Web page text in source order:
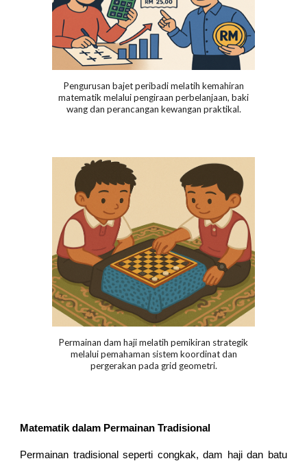
Pengurusan bajet peribadi melatih kemahiran
matematik melalui pengiraan perbelanjaan, baki
wang dan perancangan kewangan praktikal.
Permainan dam haji melatih pemikiran strategik
melalui pemahaman sistem koordinat dan
pergerakan pada grid geometri.
Matematik dalam Permainan Tradisional
Permainan tradisional seperti congkak, dam haji dan batu